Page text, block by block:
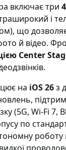
включає три
і
що
й відео.
Center
на iOS 26з
(5G, Wi-Fi 7,
по
роботу